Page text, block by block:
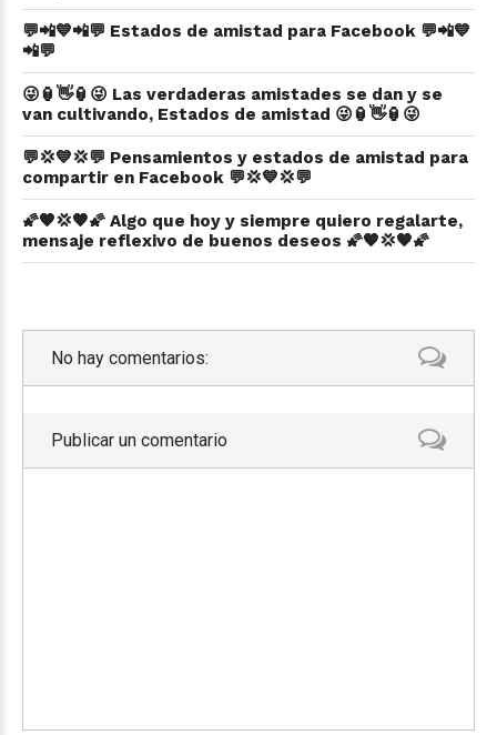
💬📲💙📲💬 Estados de amistad para Facebook 💬📲💙
📲💬
😜🏮👋🏮😜 Las verdaderas amistades se dan y se
van cultivando, Estados de amistad 😜🏮👋🏮😜
💬💢💙💢💬 Pensamientos y estados de amistad para
compartir en Facebook 💬💢💙💢💬
🌠🧡💢🧡🌠 Algo que hoy y siempre quiero regalarte,
mensaje reflexivo de buenos deseos 🌠🧡💢🧡🌠
No hay comentarios:
Publicar un comentario